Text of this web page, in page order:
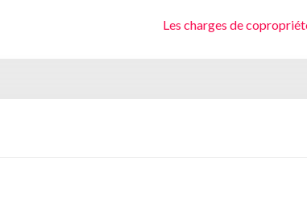
Les charges de